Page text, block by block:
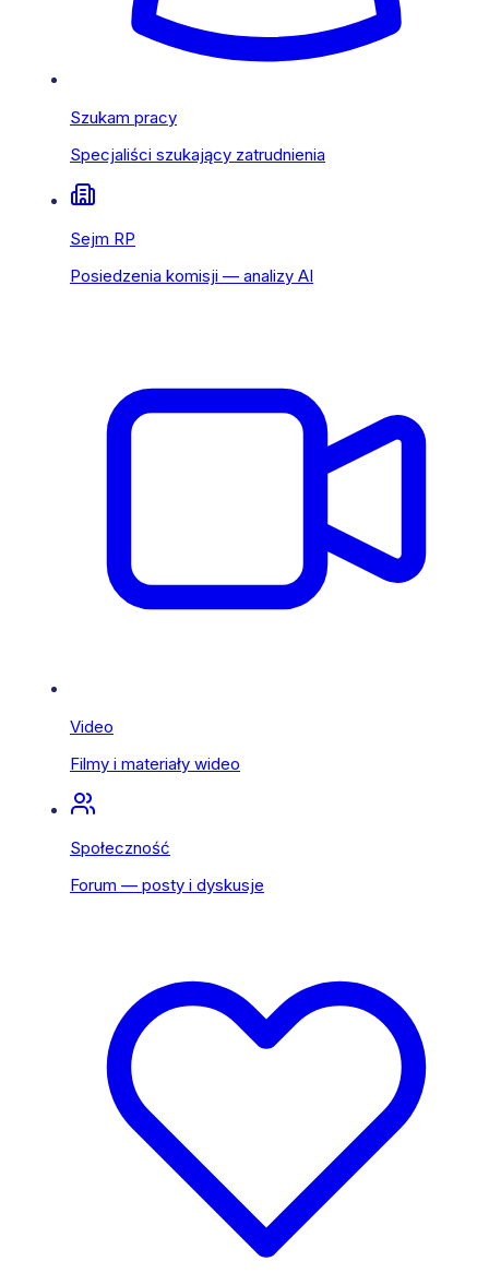
Szukam pracy
Specjaliści szukający zatrudnienia
Sejm RP
Posiedzenia komisji — analizy AI
Video
Filmy i materiały wideo
Społeczność
Forum — posty i dyskusje